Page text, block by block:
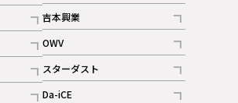
記事
吉本興業
記事
OWV
記事
ギャラリー
スターダスト
記事
Da-iCE